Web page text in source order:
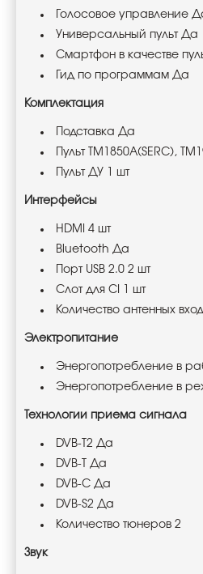
Голосовое управление
Универсальный пульт Да
Смартфон в качестве
Гид по программам Да
Комплектация
Подставка Да
Пульт
TM1850A(SERC),
Пульт ДУ 1 шт
Интерфейсы
HDMI 4 шт
Bluetooth Да
Порт USB 2.0 2 шт
Слот для CI 1 шт
Количество антенных
Электропитание
Энергопотребление в
Энергопотребление в
Технологии приема сигнала
DVB-T2 Да
DVB-T Да
DVB-C Да
DVB-S2 Да
Количество тюнеров 2
Звук